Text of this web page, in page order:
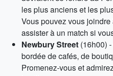
les plus anciens et les
Vous pouvez vous
assister à un match si
Newbury Street (16h00)
bordée de cafés, de
Promenez-vous et